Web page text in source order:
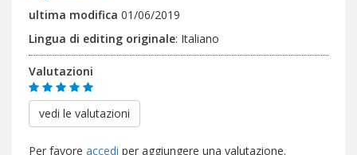
ultima modifica 01/06/2019
Lingua di editing originale: Italiano
Valutazioni
vedi le valutazioni
Per favore accedi per aggiungere una valutazione.